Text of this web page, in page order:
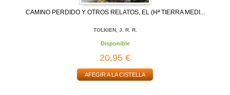
CAMINO PERDIDO Y OTROS RELATOS, EL (Hª TIERRA MEDI...
TOLKIEN, J. R. R.
Disponible
20,95 €
AFEGIR A LA CISTELLA